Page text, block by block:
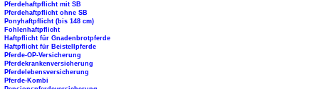
Pferdehaftpflicht mit SB
Pferdehaftpflicht ohne SB
Ponyhaftpflicht (bis 148 cm)
Fohlenhaftpflicht
Haftpflicht für Gnadenbrotpferde
Haftpflicht für Beistellpferde
Pferde-OP-Versicherung
Pferdekrankenversicherung
Pferdelebensversicherung
Pferde-Kombi